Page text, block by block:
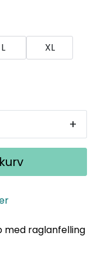
L
XL
+
med raglanfelling